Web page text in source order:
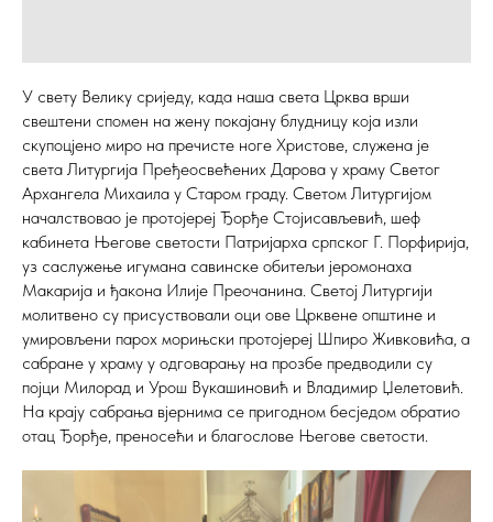
У свету Велику сриједу, када наша света Црква врши
свештени спомен на жену покајану блудницу која изли
скупоцјено миро на пречисте ноге Христове, служена је
света Литургија Пређеосвећених Дарова у храму Светог
Архангела Михаила у Старом граду. Светом Литургијом
началствовао је протојереј Ђорђе Стојисављевић, шеф
кабинета Његове светости Патријарха српског Г. Порфирија,
уз саслужење игумана савинске обитељи јеромонаха
Макарија и ђакона Илије Преочанина. Светој Литургији
молитвено су присуствовали оци ове Црквене општине и
умировљени парох морињски протојереј Шпиро Живковића, а
сабране у храму у одговарању на прозбе предводили су
појци Милорад и Урош Вукашиновић и Владимир Џелетовић.
На крају сабрања вјернима се пригодном бесједом обратио
отац Ђорђе, преносећи и благослове Његове светости.